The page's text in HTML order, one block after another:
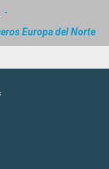
Europa del Norte